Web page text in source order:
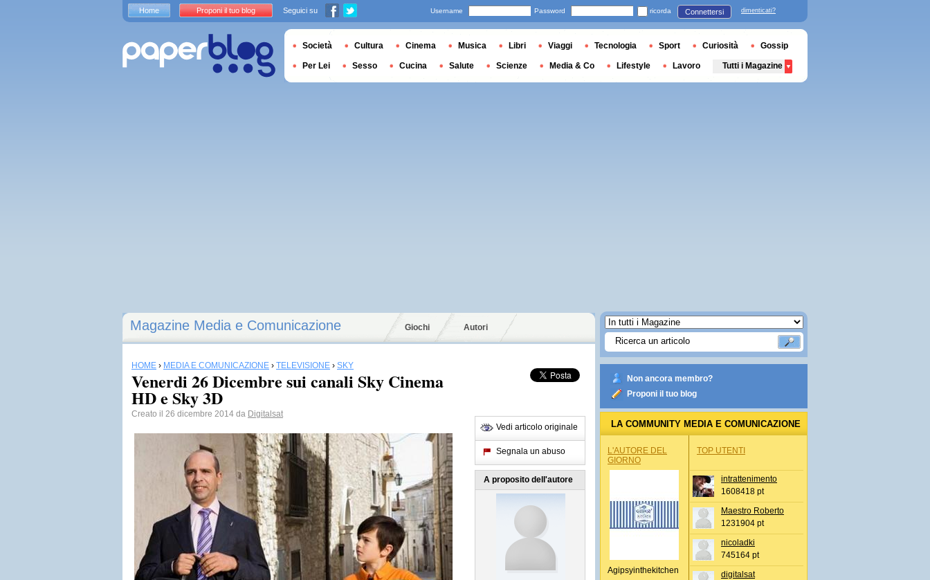
Magazine Media e Comunicazione Giochi Autori
HOME › MEDIA E COMUNICAZIONE › TELEVISIONE › SKY
Venerdi 26 Dicembre sui canali Sky Cinema
HD e Sky 3D
Creato il 26 dicembre 2014 da Digitalsat
Vedi articolo originale
Segnala un abuso
A proposito dell'autore
Non ancora membro?
Proponi il tuo blog
LA COMMUNITY MEDIA E COMUNICAZIONE
L'AUTORE DEL
GIORNO
Agipsyinthekitchen
TOP UTENTI
intrattenimento
1608418 pt
Maestro Roberto
1231904 pt
nicoladki
745164 pt
digitalsat
Home Proponi il tuo blog Seguici su Username Password ricorda Connettersi dimenticati?
Società Cultura Cinema Musica Libri Viaggi Tecnologia Sport Curiosità Gossip
Per Lei Sesso Cucina Salute Scienze Media & Co Lifestyle Lavoro Tutti i Magazine